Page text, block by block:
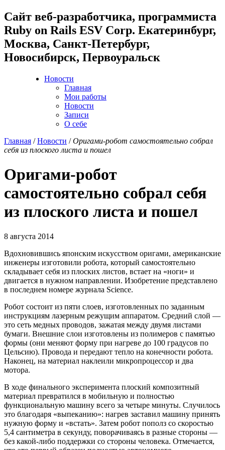
Cайт веб-разработчика, программиста
Ruby on Rails ESV Corp. Екатеринбург,
Москва, Санкт-Петербург,
Новосибирск, Первоуральск
Новости
Главная
Мои работы
Новости
Записи
О себе
Главная /Новости /Оригами-робот самостоятельно собрал
себя из плоского листа и пошел
Оригами-робот
самостоятельно собрал себя
из плоского листа и пошел
8 августа 2014
Вдохновившись японским искусством оригами, американские
инженеры изготовили робота, который самостоятельно
складывает себя из плоских листов, встает на «ноги» и
двигается в нужном направлении. Изобретение представлено
в последнем номере журнала Science.
Робот состоит из пяти слоев, изготовленных по заданным
инструкциям лазерным режущим аппаратом. Средний слой —
это сеть медных проводов, зажатая между двумя листами
бумаги. Внешние слои изготовлены из полимеров с памятью
формы (они меняют форму при нагреве до 100 градусов по
Цельсию). Провода и передают тепло на конечности робота.
Наконец, на материал наклеили микропроцессор и два
мотора.
В ходе финального эксперимента плоский композитный
материал превратился в мобильную и полностью
функциональную машину всего за четыре минуты. Случилось
это благодаря «выпеканию»: нагрев заставил машину принять
нужную форму и «встать». Затем робот пополз со скоростью
5,4 сантиметра в секунду, поворачиваясь в разные стороны —
без какой-либо поддержки со стороны человека. Отмечается,